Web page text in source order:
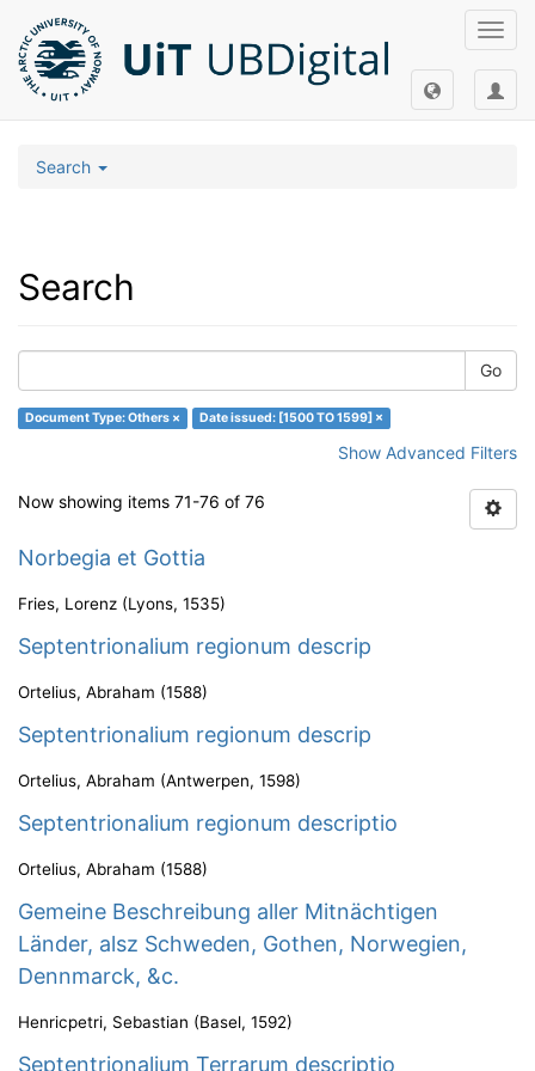
Search
Search
Go
Document Type: Others × Date issued: [1500 TO 1599] ×
Show Advanced Filters
Now showing items 71-76 of 76
Norbegia et Gottia
Fries, Lorenz (Lyons, 1535)
Septentrionalium regionum descrip
Ortelius, Abraham (1588)
Septentrionalium regionum descrip
Ortelius, Abraham (Antwerpen, 1598)
Septentrionalium regionum descriptio
Ortelius, Abraham (1588)
Gemeine Beschreibung aller Mitnächtigen
Länder, alsz Schweden, Gothen, Norwegien,
Dennmarck, &c.
Henricpetri, Sebastian (Basel, 1592)
Septentrionalium Terrarum descriptio